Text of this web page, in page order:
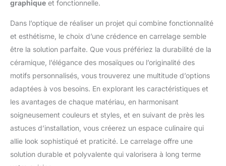
graphique et fonctionnelle.
Dans l’optique de réaliser un projet qui combine fonctionnalité
et esthétisme, le choix d’une crédence en carrelage semble
être la solution parfaite. Que vous préfériez la durabilité de la
céramique, l’élégance des mosaïques ou l’originalité des
motifs personnalisés, vous trouverez une multitude d’options
adaptées à vos besoins. En explorant les caractéristiques et
les avantages de chaque matériau, en harmonisant
soigneusement couleurs et styles, et en suivant de près les
astuces d’installation, vous créerez un espace culinaire qui
allie look sophistiqué et praticité. Le carrelage offre une
solution durable et polyvalente qui valorisera à long terme